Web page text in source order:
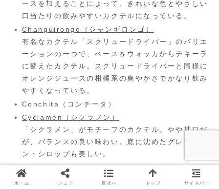
ースを加えることによって、きれいな色とやさしい
口当たりの飲みやすいカクテルになっている。
Changuirongo
（シャンギロンゴ）
有名なカクテル「スクリュードライバー」のバリエ
ーションの一つで、ベースをウォッカからテキーラ
に替えたカクテル。スクリュードライバーと同様に
オレンジジュースの柑橘系の爽やかさでかなり飲み
やすくなっている。
Conchita（コンチータ）
Cyclamen（シクラメン）
「シクラメン」がモチーフのカクテル。やや甘口だ
が、バランスの良い味わい。底に沈めたグレナデ
ン・シロップも美しい。
Debutante（デビュタント）
Frostbite（フロストバイト）
ホーム シェア 目次へ トップ サイドバー